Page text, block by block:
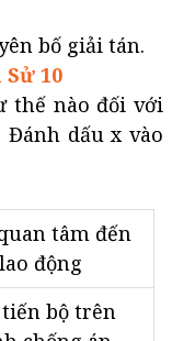
bố giải tán.
10
thế nào đối với
Đánh dấu x vào
tâm đến
động
bộ trên